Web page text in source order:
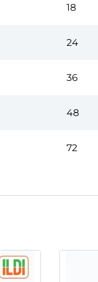
18
24
36
48
72